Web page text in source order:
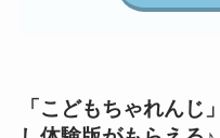
「こどもちゃれんじ